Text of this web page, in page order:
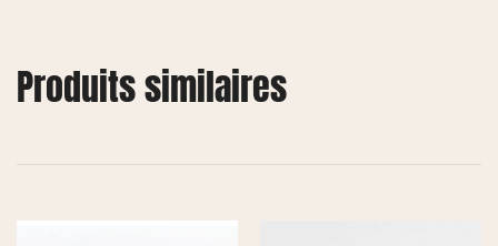
Produits similaires